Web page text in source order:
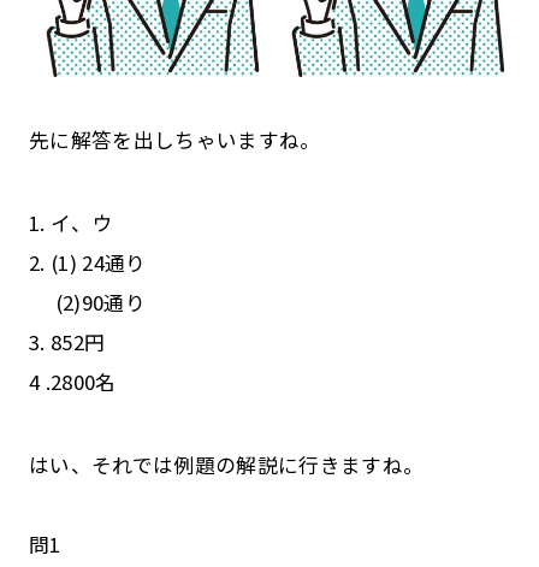
先に解答を出しちゃいますね。
1. イ、ウ
2. (1) 24通り
(2)90通り
3. 852円
4 .2800名
はい、それでは例題の解説に行きますね。
問1